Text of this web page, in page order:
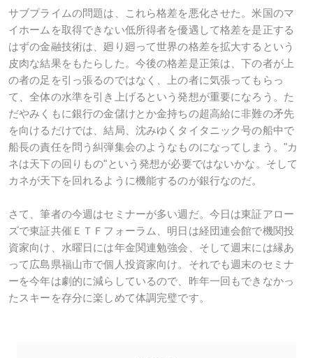
サブプライムの問題は、これら格差を悪化させた。米国のマ
イホームを取得できない低所得者を優遇して格差を是正する
はずの金融技術は、廻り廻って世界の格差を拡大するという
皮肉な結果をもたらした。今後の格差是正策は、下の者が上
の者の足を引っ張るのではなく、上の者に気張ってもらっ
て、全体の水準を引き上げるという発想が重要になろう。た
だやみくもに銀行の金儲けとか金持ちの超高給に非難の矛先
を向けるだけでは、結局、沈みゆくタイタニック号の船中で
船長の責任を問う糾弾集会のようなものになってしまう。"カ
ネは天下の回りもの"という発想が必要ではないかな。そして
カネが天下を回れるように機能するのが銀行なのだ。
さて、筆者の今週はセミナーが多い週だ。今日は東証アロー
ズで東証共催ＥＴＦフォーラム、明日は経団連会館で機関投
資家向け、水曜日には年金関連勉強会、そして週末には縁あ
って広島県福山市で個人投資家向け。それでも週末のセミナ
ーを今年は劇的に減らしているので、昨年一回もできなかっ
たスキーを存分に楽しめて体調完璧です。